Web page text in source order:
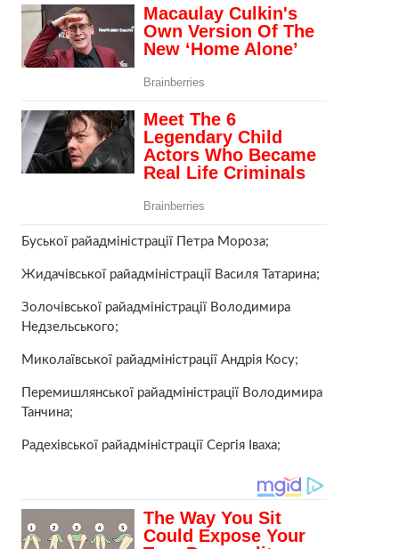
Буської райадміністрації Петра Мороза;
Жидачівської райадміністрації Василя Татарина;
Золочівської райадміністрації Володимира
Недзельського;
Миколаївської райадміністрації Андрія Косу;
Перемишлянської райадміністрації Володимира
Танчина;
Радехівської райадміністрації Сергія Іваха;